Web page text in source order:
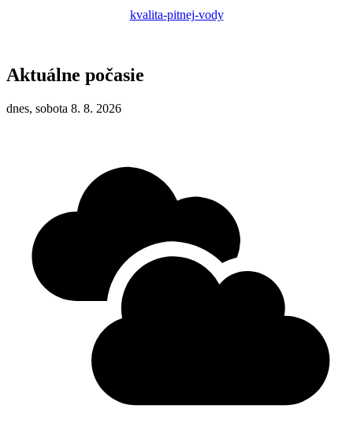
kvalita-pitnej-vody
Aktuálne počasie
dnes, sobota 8. 8. 2026